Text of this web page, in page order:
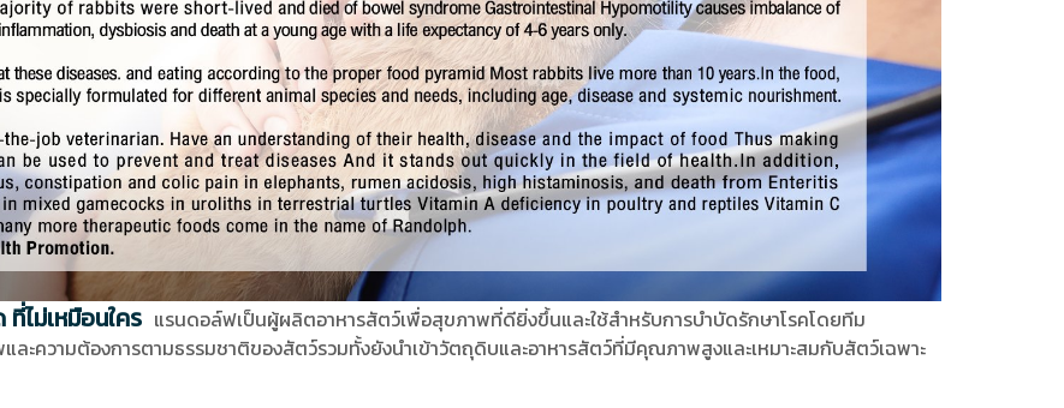
ไม่เหมือนใคร แรนดอล์ฟเป็นผู้ผลิตอาหารสัตว์เพื่อสุขภาพที่ดียิ่งขึ้นและใช้สำหรับการบำบัดรักษาโรคโดยทีม
ละความต้องการตามธรรมชาติของสัตว์รวมทั้งยังนำเข้าวัตถุดิบและอาหารสัตว์ที่มีคุณภาพสูงและเหมาะสมกับสัตว์เฉพาะ